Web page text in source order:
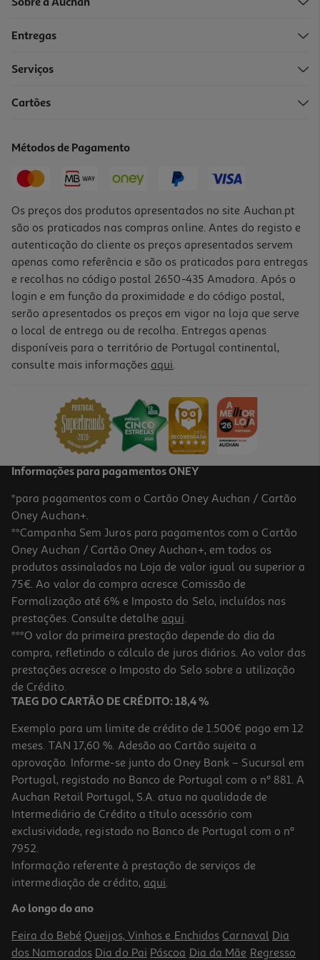
-10%
19,90 € PVP de editor
-10%
Livro A Arte Da Guerra: Manual De Liderança Empresarial
PVP de editor
14,99 €
-10%
Livro O Mito Do Empreendedor De Michael E. Gerber
15.71 €/un
17,45 € PVP de editor
15,71 €
-10%
Livro Pai Rico Pai Pobre Para Jovens De Robert T. Kiyosaki
15.08 €/un
PVP de editor
15,08 €
Sobre a Auchan
Entregas
Serviços
Cartões
Métodos de Pagamento
Os preços dos produtos apresentados no site Auchan.pt
são os praticados nas compras online. Antes do registo e
autenticação do cliente os preços apresentados servem
apenas como referência e são os praticados para entregas
e recolhas no código postal 2650-435 Amadora. Após o
login e em função da proximidade e do código postal,
serão apresentados os preços em vigor na loja que serve
o local de entrega ou de recolha. Entregas apenas
disponíveis para o território de Portugal continental,
consulte mais informações aqui.
Informações para pagamentos ONEY
*para pagamentos com o Cartão Oney Auchan / Cartão
Oney Auchan+.
**Campanha Sem Juros para pagamentos com o Cartão
Oney Auchan / Cartão Oney Auchan+, em todos os
produtos assinalados na Loja de valor igual ou superior a
75€. Ao valor da compra acresce Comissão de
Formalização até 6% e Imposto do Selo, incluídos nas
prestações. Consulte detalhe aqui.
***O valor da primeira prestação depende do dia da
compra, refletindo o cálculo de juros diários. Ao valor das
prestações acresce o Imposto do Selo sobre a utilização
de Crédito.
TAEG DO CARTÃO DE CRÉDITO: 18,4 %
Exemplo para um limite de crédito de 1.500€ pago em 12
meses. TAN 17,60 %. Adesão ao Cartão sujeita a
aprovação. Informe-se junto do Oney Bank – Sucursal em
Portugal, registado no Banco de Portugal com o nº 881. A
Auchan Retail Portugal, S.A. atua na qualidade de
Intermediário de Crédito a título acessório com
exclusividade, registado no Banco de Portugal com o nº
7952.
Informação referente à prestação de serviços de
intermediação de crédito, aqui.
Ao longo do ano
Feira do Bebé Queijos, Vinhos e Enchidos Carnaval Dia
dos Namorados Dia do Pai Páscoa Dia da Mãe Regresso